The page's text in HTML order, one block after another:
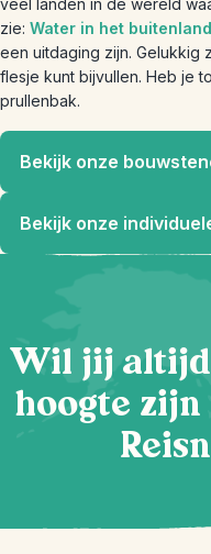
veel landen in de wereld
zie: Water in het buitenland
een uitdaging zijn. Gelukkig
flesje kunt bijvullen. Heb je
prullenbak.
Bekijk onze
Bekijk onze
Wil jij altijd
hoogte